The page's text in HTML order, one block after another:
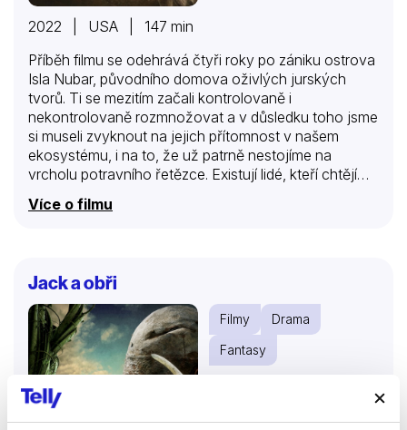
2022 | USA | 147 min
Příběh filmu se odehrává čtyři roky po zániku ostrova
Isla Nubar, původního domova oživlých jurských
tvorů. Ti se mezitím začali kontrolovaně i
nekontrolovaně rozmnožovat a v důsledku toho jsme
si museli zvyknout na jejich přítomnost v našem
ekosystému, i na to, že už patrně nestojíme na
vrcholu potravního řetězce. Existují lidé, kteří chtějí
tuhle novou ohromnou sílu zneužít pro svůj prospěch,
a na druhé straně lidé, již jim v tom chtějí zabránit a
Doplňují je pak hvězdy Jurského parku,
paleontologové Alan Grant a Ellie Sattlerová a
teoretik s nadhledem Ian Malcolm.
Více o filmu
Jack a obři
Filmy
Drama
Fantasy